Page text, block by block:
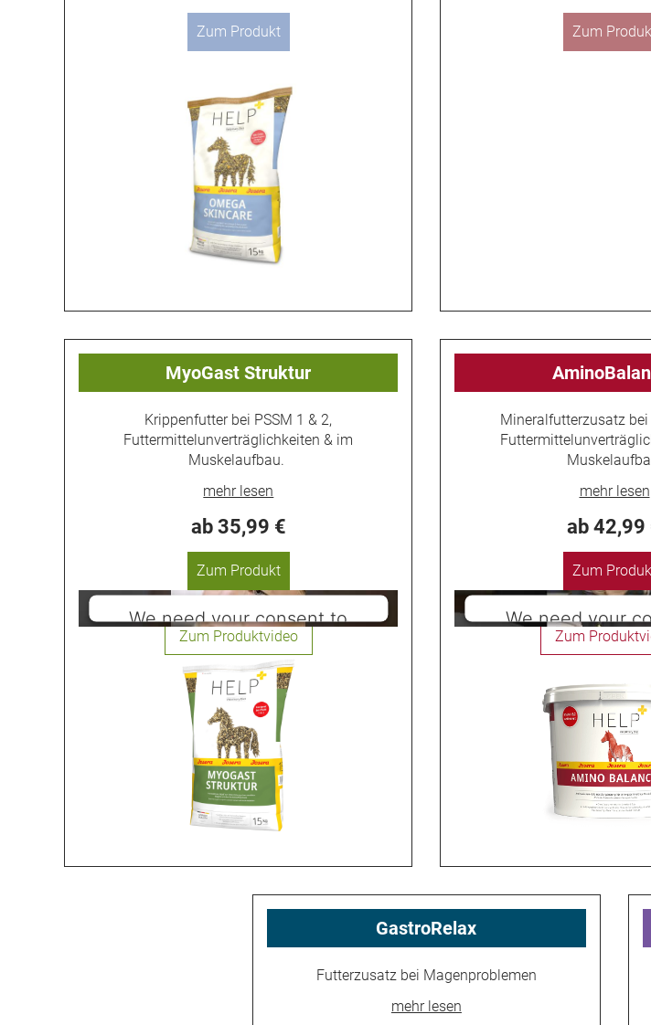
Zum Produkt Zum
MyoGast Struktur
Krippenfutter bei PSSM 1 & 2,
Futtermittelunverträglichkeiten & im
Muskelaufbau.
ab 35,99 €
Zum Produkt
We need your consent to
load the Youtube service!
This content is not permitted to load due
to trackers that are not disclosed to the
visitor. The website owner needs to setup
the site with their CMP to add this content
to the list of technologies used.
Powered byUsercentrics Consent
Management Platform
Mineralfutterzusatz bei
ab 42,99
Zum
We need your
load the
This content is not
to trackers that are not
visitor. The website owner
the site with their CMP to
to the list of
Powered by
Management
GastroRelax
Futterzusatz bei Magenproblemen